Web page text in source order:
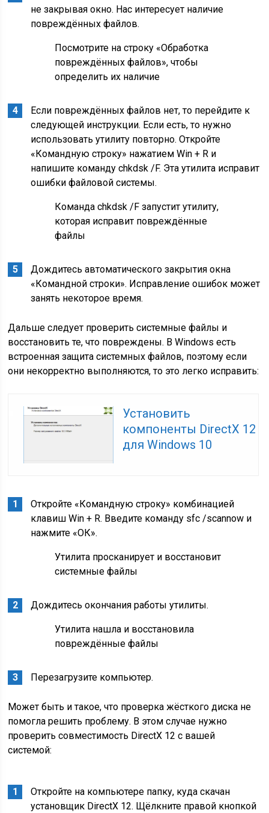
не закрывая окно. Нас интересует наличие
повреждённых файлов.
Посмотрите на строку «Обработка
повреждённых файлов», чтобы
определить их наличие
Если повреждённых файлов нет, то перейдите к
следующей инструкции. Если есть, то нужно
использовать утилиту повторно. Откройте
«Командную строку» нажатием Win + R и
напишите команду chkdsk /F. Эта утилита исправит
ошибки файловой системы.
Команда chkdsk /F запустит утилиту,
которая исправит повреждённые
файлы
Дождитесь автоматического закрытия окна
«Командной строки». Исправление ошибок может
занять некоторое время.
Дальше следует проверить системные файлы и
восстановить те, что повреждены. В Windows есть
встроенная защита системных файлов, поэтому если
они некорректно выполняются, то это легко исправить:
Установить
компоненты DirectX 12
для Windows 10
Откройте «Командную строку» комбинацией
клавиш Win + R. Введите команду sfc /scannow и
нажмите «ОК».
Утилита просканирует и восстановит
системные файлы
Дождитесь окончания работы утилиты.
Утилита нашла и восстановила
повреждённые файлы
Перезагрузите компьютер.
Может быть и такое, что проверка жёсткого диска не
помогла решить проблему. В этом случае нужно
проверить совместимость DirectX 12 с вашей
системой:
Откройте на компьютере папку, куда скачан
установщик DirectX 12. Щёлкните правой кнопкой